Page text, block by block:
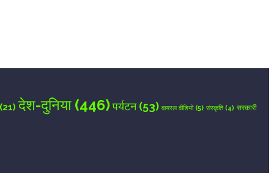
(21) देश-दुनिया(446)पर्यटन(53) वायरल वीडियो(5) संस्कृति(4) सरकारी